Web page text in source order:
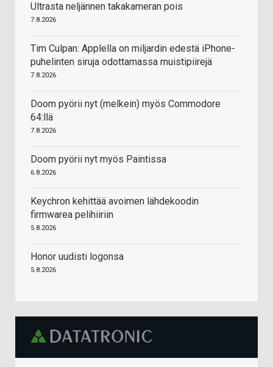
Ultrasta neljännen takakameran pois
7.8.2026
Tim Culpan: Applella on miljardin edestä iPhone-
puhelinten siruja odottamassa muistipiirejä
7.8.2026
Doom pyörii nyt (melkein) myös Commodore
64:llä
7.8.2026
Doom pyörii nyt myös Paintissa
6.8.2026
Keychron kehittää avoimen lähdekoodin
firmwarea pelihiiriin
5.8.2026
Honor uudisti logonsa
5.8.2026